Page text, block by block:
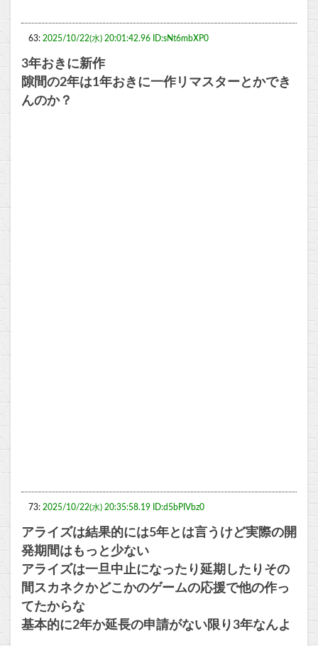
63: 2025/10/22(水) 20:01:42.96 ID:sNt6mbXP0
3年おきに新作
隙間の2年は1年おきに一作リマスターとかでき
んのか？
73: 2025/10/22(水) 20:35:58.19 ID:d5bPIVbz0
アライズは結果的には5年とは言うけど実際の開
発期間はもっと少ない
アライズは一旦中止になったり延期したりその
間スカネクかどこかのゲームの応援で他の作っ
てたからな
基本的に2年か延長の申請がない限り3年なんよ